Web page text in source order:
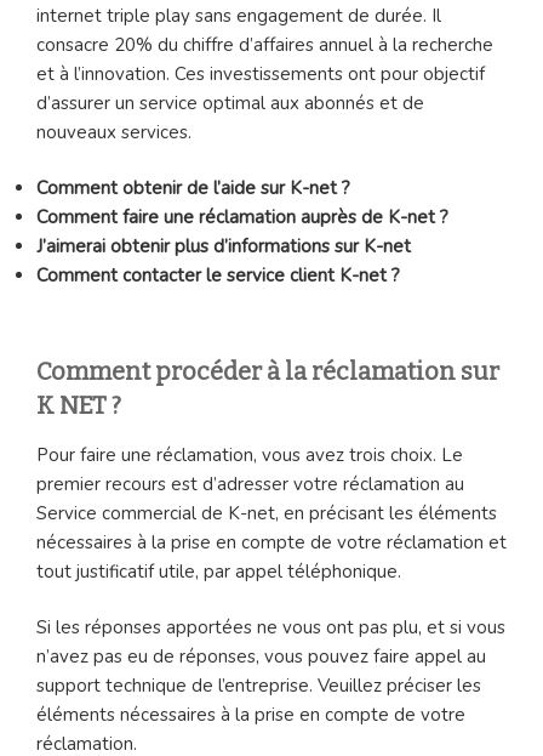
internet triple play sans engagement de durée. Il
consacre 20% du chiffre d’affaires annuel à la recherche
et à l’innovation. Ces investissements ont pour objectif
d’assurer un service optimal aux abonnés et de
nouveaux services.
Comment obtenir de l’aide sur K-net ?
Comment faire une réclamation auprès de K-net ?
J’aimerai obtenir plus d’informations sur K-net
Comment contacter le service client K-net ?
Comment procéder à la réclamation sur
K NET ?
Pour faire une réclamation, vous avez trois choix. Le
premier recours est d’adresser votre réclamation au
Service commercial de K-net, en précisant les éléments
nécessaires à la prise en compte de votre réclamation et
tout justificatif utile, par appel téléphonique.
Si les réponses apportées ne vous ont pas plu, et si vous
n’avez pas eu de réponses, vous pouvez faire appel au
support technique de l’entreprise. Veuillez préciser les
éléments nécessaires à la prise en compte de votre
réclamation.